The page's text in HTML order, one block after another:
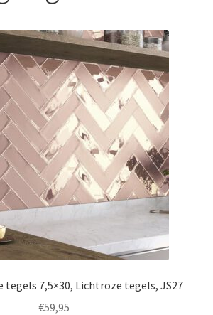
tegels 7,5×30, Lichtroze tegels, JS27
€59,95